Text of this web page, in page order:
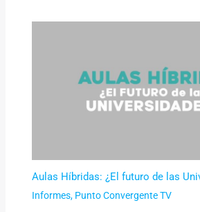
Aulas Híbridas: ¿El futuro de las
Informes, Punto Convergente TV